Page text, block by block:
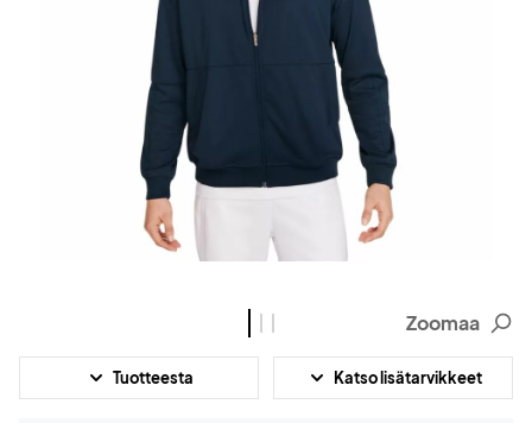
Zoomaa
Tuotteesta Katso lisätarvikkeet